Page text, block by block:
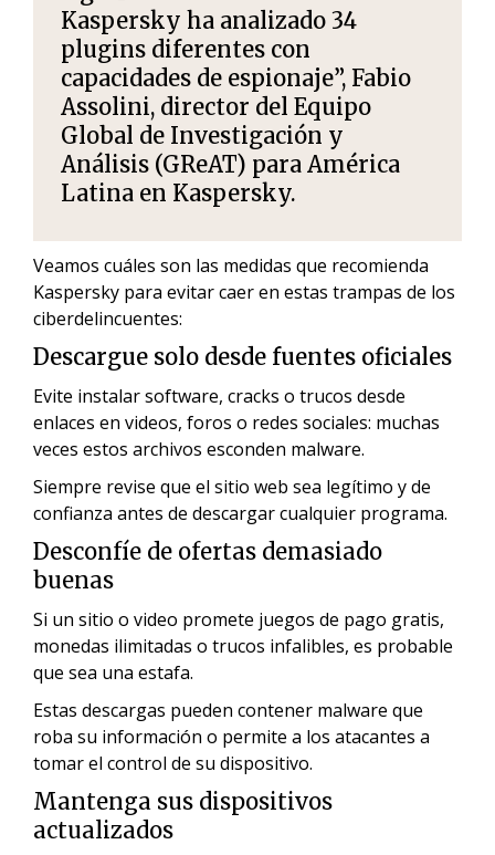
Kaspersky ha analizado 34
plugins diferentes con
capacidades de espionaje”, Fabio
Assolini, director del Equipo
Global de Investigación y
Análisis (GReAT) para América
Latina en Kaspersky.
Veamos cuáles son las medidas que recomienda
Kaspersky para evitar caer en estas trampas de los
ciberdelincuentes:
Descargue solo desde fuentes oficiales
Evite instalar software, cracks o trucos desde
enlaces en videos, foros o redes sociales: muchas
veces estos archivos esconden malware.
Siempre revise que el sitio web sea legítimo y de
confianza antes de descargar cualquier programa.
Desconfíe de ofertas demasiado
buenas
Si un sitio o video promete juegos de pago gratis,
monedas ilimitadas o trucos infalibles, es probable
que sea una estafa.
Estas descargas pueden contener malware que
roba su información o permite a los atacantes a
tomar el control de su dispositivo.
Mantenga sus dispositivos
actualizados